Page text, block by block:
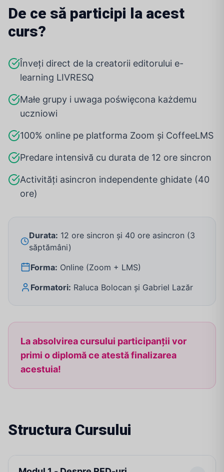
De ce să participi la acest
curs?
Înveți direct de la creatorii editorului e-
learning LIVRESQ
Małe grupy i uwaga poświęcona każdemu
uczniowi
100% online pe platforma Zoom și CoffeeLMS
Predare intensivă cu durata de 12 ore sincron
Activități asincron independente ghidate (40
ore)
Durata: 12 ore sincron și 40 ore asincron (3
săptămâni)
Forma: Online (Zoom + LMS)
Formatori: Raluca Bolocan și Gabriel Lazăr
La absolvirea cursului participanții vor
primi o diplomă ce atestă finalizarea
acestuia!
Structura Cursului